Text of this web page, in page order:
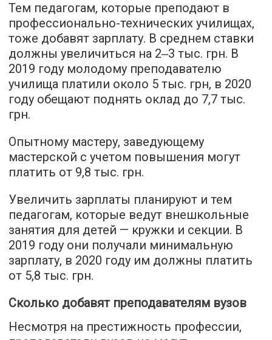
Тем педагогам, которые преподают в
профессионально-технических училищах,
тоже добавят зарплату. В среднем ставки
должны увеличиться на 2‒3 тыс. грн. В
2019 году молодому преподавателю
училища платили около 5 тыс. грн, в 2020
году обещают поднять оклад до 7,7 тыс.
грн.
Опытному мастеру, заведующему
мастерской с учетом повышения могут
платить от 9,8 тыс. грн.
Увеличить зарплаты планируют и тем
педагогам, которые ведут внешкольные
занятия для детей — кружки и секции. В
2019 году они получали минимальную
зарплату, в 2020 году им должны платить
от 5,8 тыс. грн.
Сколько добавят преподавателям вузов
Несмотря на престижность профессии,